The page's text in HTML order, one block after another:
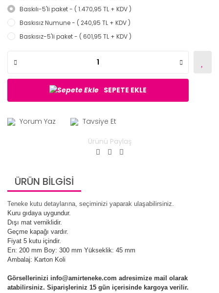
Baskılı-5'li paket - ( 1.470,95 TL + KDV )
Baskısız Numune - ( 240,95 TL + KDV )
Baskısız-5'li paket - ( 601,95 TL + KDV )
SEPETE EKLE
Yorum Yaz Tavsiye Et
Ürünü Paylaş
ÜRÜN BİLGİSİ
Teneke kutu detaylarına, seçiminizi yaparak ulaşabilirsiniz.
Kuru gıdaya uygundur.
Dışı mat verniklidir.
Geçme kapağı vardır.
Fiyat 5 kutu içindir.
En: 200 mm Boy: 300 mm Yükseklik: 45 mm
Ambalaj: Karton Koli
Görsellerinizi info@amirteneke.com adresimize mail olarak
atabilirsiniz. Siparişleriniz 15 gün içerisinde kargoya verilir.